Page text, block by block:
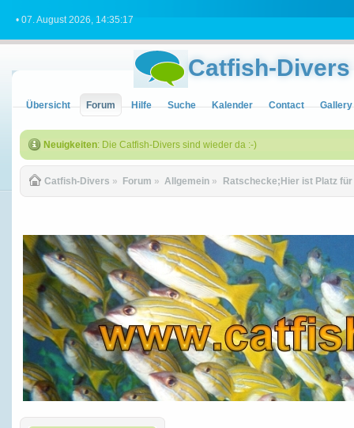
• 07. August 2026, 14:35:17
Catfish-Divers
Übersicht Forum Hilfe Suche Kalender Contact Gallery
Neuigkeiten: Die Catfish-Divers sind wieder da :-)
Catfish-Divers » Forum » Allgemein » Ratschecke;Hier ist Platz